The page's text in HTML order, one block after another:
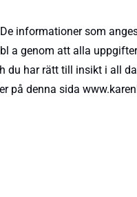
informationer som
a genom att alla
du har rätt till insikt i all
på denna sida